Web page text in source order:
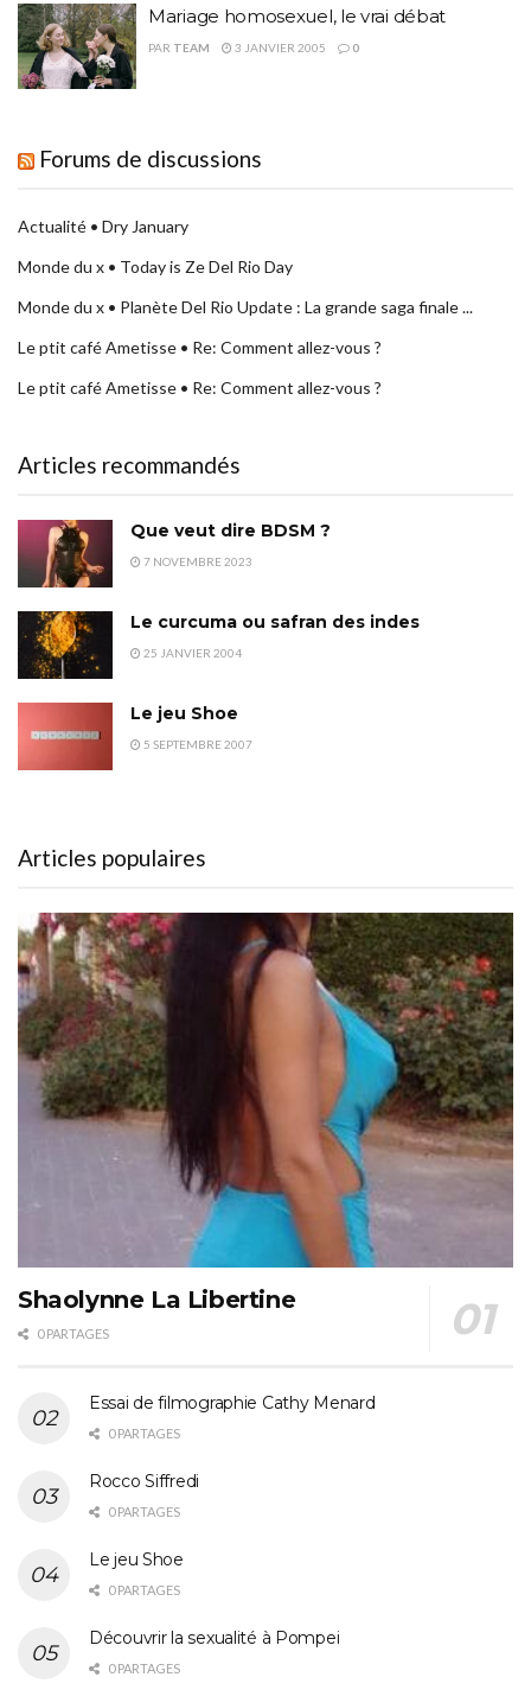
Mariage homosexuel, le vrai débat
PAR TEAM 3 JANVIER 2005 0
Forums de discussions
Actualité • Dry January
Monde du x • Today is Ze Del Rio Day
Monde du x • Planète Del Rio Update : La grande saga finale ...
Le ptit café Ametisse • Re: Comment allez-vous ?
Le ptit café Ametisse • Re: Comment allez-vous ?
Articles recommandés
Que veut dire BDSM ?
7 NOVEMBRE 2023
Le curcuma ou safran des indes
25 JANVIER 2004
Le jeu Shoe
5 SEPTEMBRE 2007
Articles populaires
Shaolynne La Libertine
0 PARTAGES
Essai de filmographie Cathy Menard
0 PARTAGES
Rocco Siffredi
0 PARTAGES
Le jeu Shoe
0 PARTAGES
Découvrir la sexualité à Pompei
0 PARTAGES